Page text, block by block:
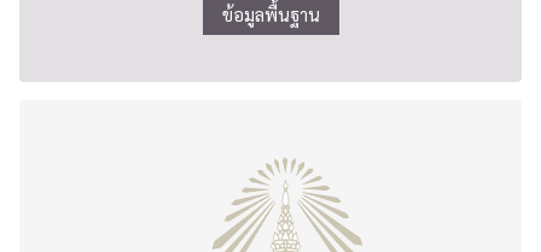
ข้อมูลพื้นฐาน